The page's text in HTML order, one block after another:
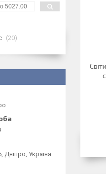
20
Дніпро, Україна